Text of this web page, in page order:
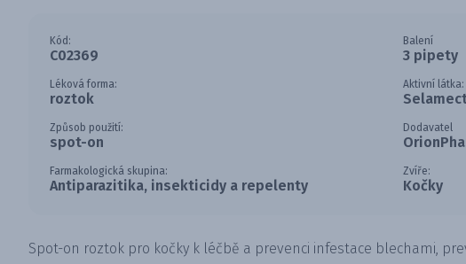
Kód:
C02369
Balení
3 pipety
Léková forma:
roztok
Aktivní látka:
Způsob použití:
spot-on
Dodavatel
Farmakologická skupina:
Antiparazitika, insekticidy a repelenty
Zvíře:
Kočky
Spot-on roztok pro kočky k léčbě a prevenci infestace blechami,